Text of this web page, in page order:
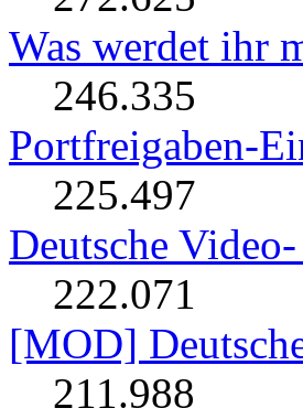
Was werdet ihr
246.335
Portfreigaben-
225.497
Deutsche
222.071
[MOD]
211.988